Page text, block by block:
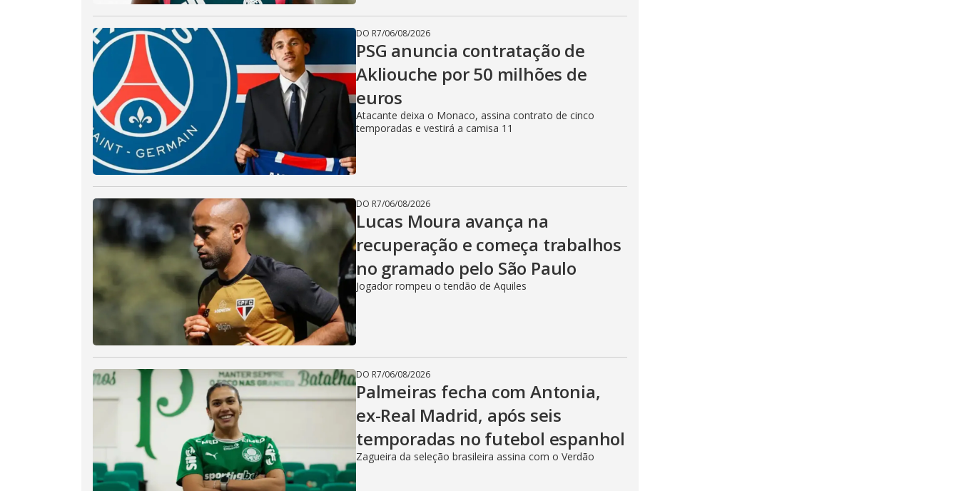
DO R7/06/08/2026
PSG anuncia contratação de
Akliouche por 50 milhões de
euros
Atacante deixa o Monaco, assina contrato de cinco
temporadas e vestirá a camisa 11
DO R7/06/08/2026
Lucas Moura avança na
recuperação e começa trabalhos
no gramado pelo São Paulo
Jogador rompeu o tendão de Aquiles
DO R7/06/08/2026
Palmeiras fecha com Antonia,
ex-Real Madrid, após seis
temporadas no futebol espanhol
Zagueira da seleção brasileira assina com o Verdão